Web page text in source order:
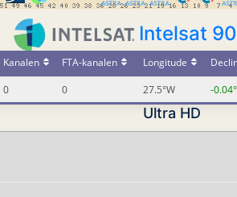
Intelsat
Kanalen FTA-kanalen Longitude
0 0 27.5°W -0.04°
Ultra HD